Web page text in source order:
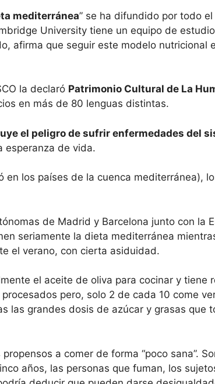
mediterránea” se ha difundido por todo
University tiene un equipo de
afirma que seguir este modelo nutricional
la declaró Patrimonio Cultural de La
en más de 80 lenguas distintas.
el peligro de sufrir enfermedades del
esperanza de vida.
los países de la cuenca mediterránea),
de Madrid y Barcelona junto con la
seriamente la dieta mediterránea
el verano, con cierta asiduidad.
el aceite de oliva para cocinar y tiene
pero, solo 2 de cada 10 come
las grandes dosis de azúcar y grasas que
a comer de forma “poco sana”.
años, las personas que fuman, los